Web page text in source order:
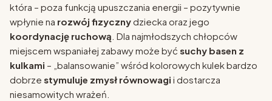
która – poza funkcją upuszczania energii – pozytywnie
wpłynie na rozwój fizycznydziecka oraz jego
koordynację ruchową . Dla najmłodszych chłopców
miejscem wspaniałej zabawy może być suchy basen z
kulkami – „balansowanie” wśród kolorowych kulek bardzo
dobrze stymuluje zmysł równowagi i dostarcza
niesamowitych wrażeń.